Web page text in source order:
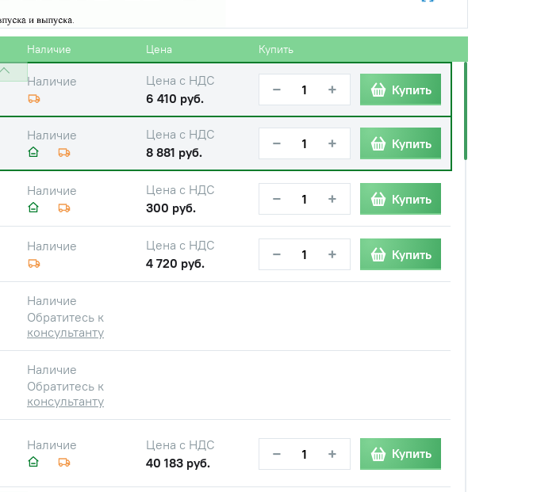
Наличие Цена Купить
Наличие
Цена с НДС
6 410 руб.
− + Купить
Наличие
Цена с НДС
8 881 руб.
− + Купить
Наличие
Цена с НДС
300 руб.
− + Купить
Наличие
Цена с НДС
4 720 руб.
− + Купить
Наличие
Обратитесь к
консультанту
Наличие
Обратитесь к
консультанту
Наличие
Цена с НДС
40 183 руб.
− + Купить